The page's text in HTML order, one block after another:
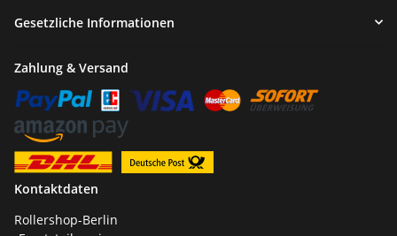
Gesetzliche Informationen
Zahlung & Versand
Kontaktdaten
Rollershop-Berlin